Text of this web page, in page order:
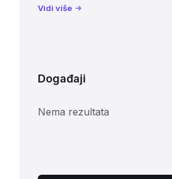
Vidi više
Događaji
Nema rezultata